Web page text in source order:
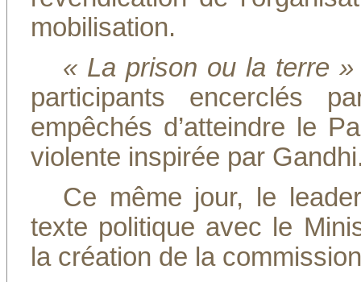
mobilisation.
« La prison ou la terre »
participants encerclés
empêchés d’atteindre le
violente inspirée par
Ce même jour, le
texte politique avec le
la création de la